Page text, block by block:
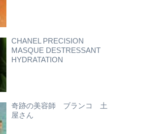
CHANEL PRECISION
MASQUE DESTRESSANT
HYDRATATION
奇跡の美容師 ブランコ 土
屋さん